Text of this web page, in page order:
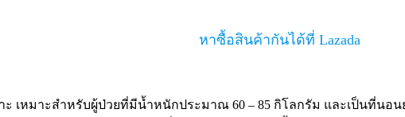
หาซื้อสินค้ากันได้ที่ Lazada
เหมาะสำหรับผู้ป่วยที่มีน้ำหนักประมาณ 60 – 85 กิโลกรัม และเป็นที่นอน